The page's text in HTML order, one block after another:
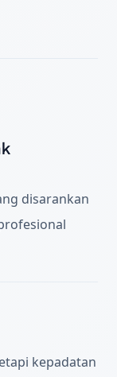
disarankan
kepadatan